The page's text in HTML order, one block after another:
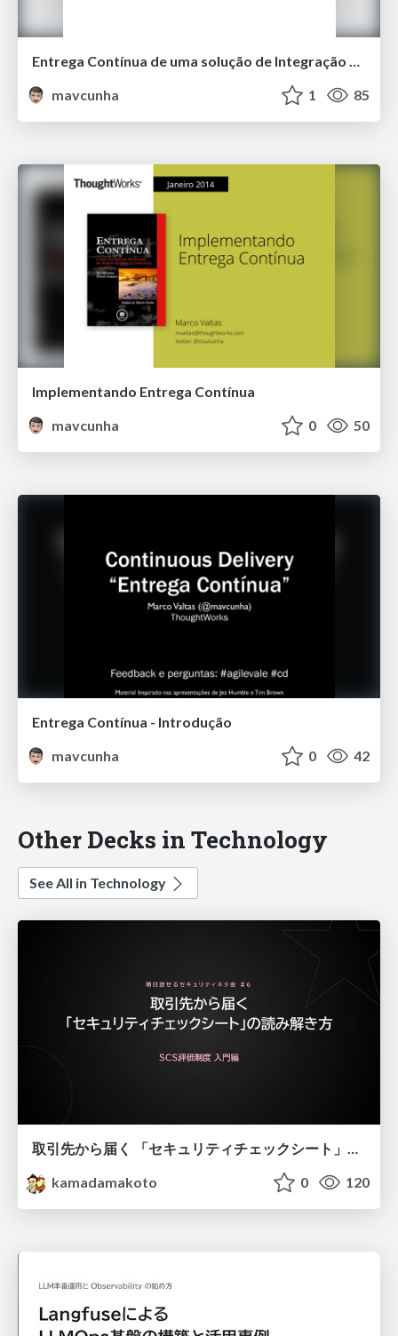
mavcunha
1 85
Implementando Entrega Contínua
mavcunha
0 50
Entrega Contínua - Introdução
mavcunha
0 42
Other Decks in Technology
See All in Technology
取引先から届く 「セキュリティチェックシート」の読み解き方
kamadamakoto
0 120